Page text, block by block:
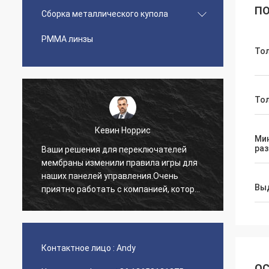
Сборка металлического купола
PMMA линзы
Кевин Норрис
Ваши решения для переключателей
мембраны изменили правила игры для
наших панелей управления.Очень
приятно работать с компанией, которая
понимает наши потребности..
Я
Контактное лицо : Andy